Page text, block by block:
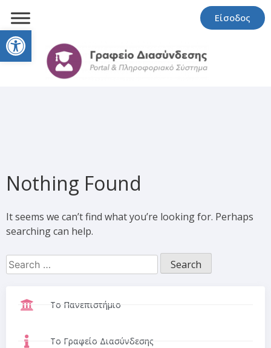
Open toolbar
Είσοδος
Nothing Found
It seems we can’t find what you’re looking for. Perhaps
searching can help.
Το Πανεπιστήμιο
Το Γραφείο Διασύνδεσης